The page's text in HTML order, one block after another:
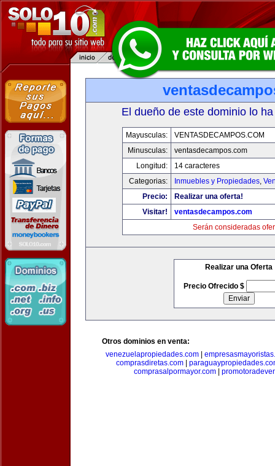
El dueño de este dominio lo
Mayusculas:
VENTASDECAMPOS.COM
Minusculas:
ventasdecampos.com
Longitud:
14 caracteres
Categorias:
Inmuebles y Propiedades,
Precio:
Realizar una oferta!
Visitar!
ventasdecampos.com
Serán consideradas
Realizar una Oferta
Precio Ofrecido $
Otros dominios en venta:
venezuelapropiedades.com|
comprasdiretas.com
comprasalpormayor.com|